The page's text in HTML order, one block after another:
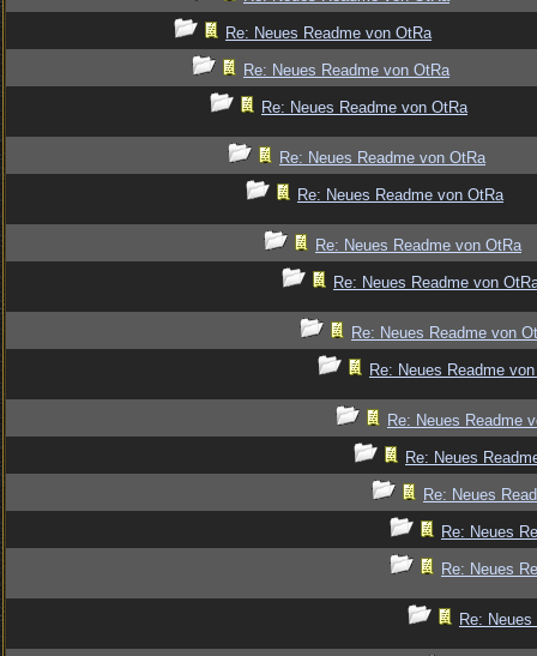
Re: Neues Readme von OtRa
Re: Neues Readme von OtRa
Re: Neues Readme von OtRa
Re: Neues Readme von OtRa
Re: Neues Readme von OtRa
Re: Neues Readme von OtRa
Re: Neues Readme von
Re: Neues Readme von
Re: Neues Readme
Re: Neues Readme
Re: Neues
Re: Neues
Re: Neues
Re: Neues
Re: